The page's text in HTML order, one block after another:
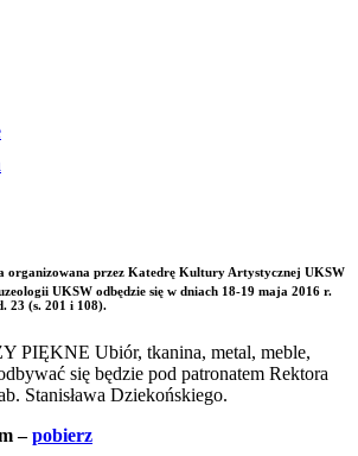
organizowana przez Katedrę Kultury Artystycznej UKSW
UKSW odbędzie się w dniach 18-19 maja 2016 r.
23 (s. 201 i 108).
PIĘKNE Ubiór, tkanina, metal, meble,
się będzie pod patronatem Rektora
Stanisława Dziekońskiego.
–pobierz